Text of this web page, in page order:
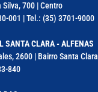
700 | Centro
001 | Tel.: (35) 3701-9000
SANTA CLARA - ALFENAS
2600 | Bairro Santa Clara
840